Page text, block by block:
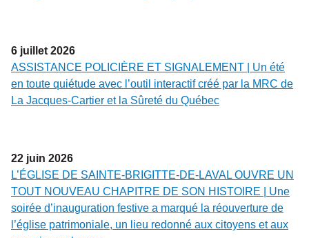
6 juillet 2026
ASSISTANCE POLICIÈRE ET SIGNALEMENT | Un été
en toute quiétude avec l’outil interactif créé par la MRC de
La Jacques-Cartier et la Sûreté du Québec
22 juin 2026
L’ÉGLISE DE SAINTE-BRIGITTE-DE-LAVAL OUVRE UN
TOUT NOUVEAU CHAPITRE DE SON HISTOIRE | Une
soirée d’inauguration festive a marqué la réouverture de
l’église patrimoniale, un lieu redonné aux citoyens et aux